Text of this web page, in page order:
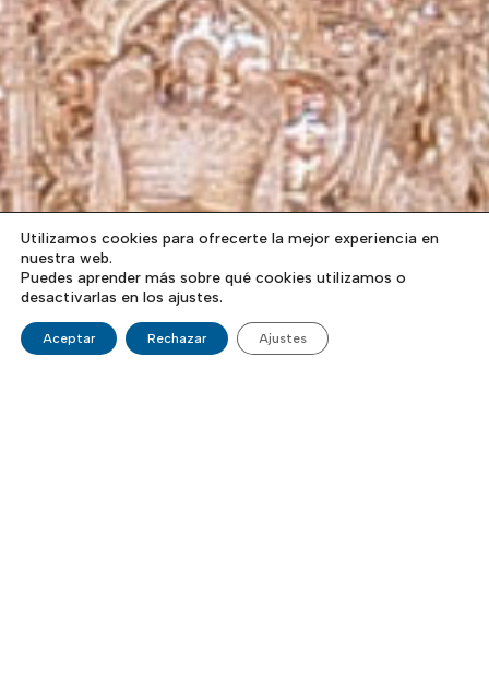
Utilizamos cookies para ofrecerte la mejor experiencia en
nuestra web.
Puedes aprender más sobre qué cookies utilizamos o
desactivarlas en los ajustes.
Aceptar Rechazar Ajustes